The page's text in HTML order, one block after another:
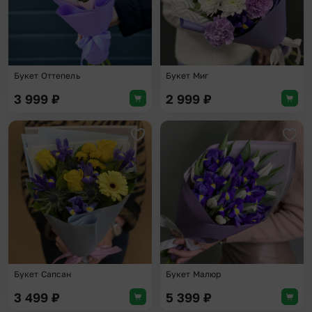
Букет Оттепель
3 999 ₽
Букет Миг
2 999 ₽
Добавить в избранное
Букет Сапсан
3 499 ₽
Букет Малюр
5 399 ₽